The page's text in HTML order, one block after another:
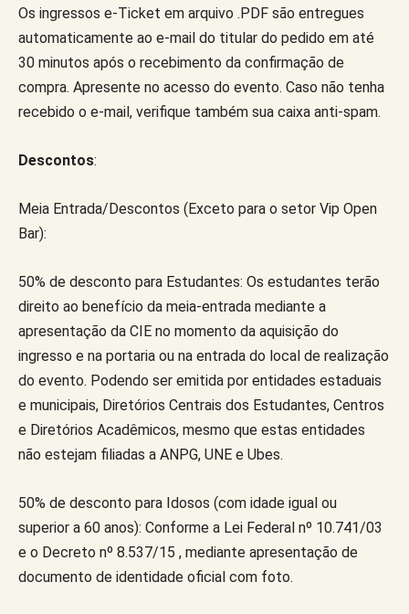
Os ingressos e-Ticket em arquivo .PDF são entregues
automaticamente ao e-mail do titular do pedido em até
30 minutos após o recebimento da confirmação de
compra. Apresente no acesso do evento. Caso não tenha
recebido o e-mail, verifique também sua caixa anti-spam.
Descontos:
Meia Entrada/Descontos (Exceto para o setor Vip Open
Bar):
50% de desconto para Estudantes: Os estudantes terão
direito ao benefício da meia-entrada mediante a
apresentação da CIE no momento da aquisição do
ingresso e na portaria ou na entrada do local de realização
do evento. Podendo ser emitida por entidades estaduais
e municipais, Diretórios Centrais dos Estudantes, Centros
e Diretórios Acadêmicos, mesmo que estas entidades
não estejam filiadas a ANPG, UNE e Ubes.
50% de desconto para Idosos (com idade igual ou
superior a 60 anos): Conforme a Lei Federal nº 10.741/03
e o Decreto nº 8.537/15 , mediante apresentação de
documento de identidade oficial com foto.